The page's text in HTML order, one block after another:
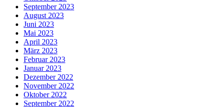
September 2023
August 2023
Juni 2023
Mai 2023
April 2023
März 2023
Februar 2023
Januar 2023
Dezember 2022
November 2022
Oktober 2022
September 2022